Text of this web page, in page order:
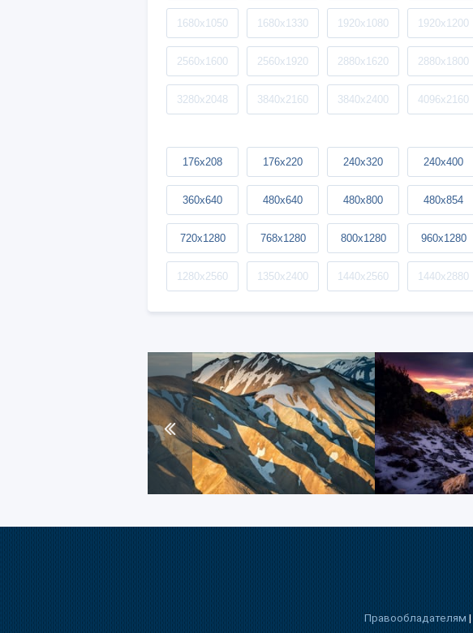
1680x1050 1680x1330 1920x1080 1920x1200
2560x1600 2560x1920 2880x1620 2880x1800
3280x2048 3840x2160 3840x2400 4096x2160
176x208 176x220 240x320 240x400
360x640 480x640 480x800 480x854
720x1280 768x1280 800x1280 960x1280
1280x2560 1350x2400 1440x2560 1440x2880
Правообладателям|